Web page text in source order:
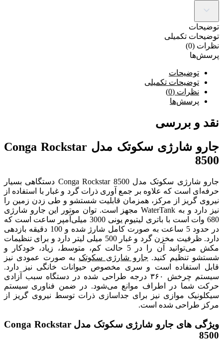
توضیحات
توضیحات تکمیلی
نظرات (0)
پرسش‌ها
توضیحات
توضیحات تکمیلی
نظرات (0)
پرسش‌ها
نقد و بررسی
جارو شارژی سکوتک مدل Conga Rockstar
8500
جارو شارژی سکوتک مدل Conga Rockstar 8500 دستگاهی بسیار
حرفه‌ای است که علاوه بر جمع آوری ذرات گرد و غبار با استفاده از
نیروی گریز از مرکز، همزمان قابلیت شستشو و طی زدن زمین را
نیز دارد و به WaterTank مجهز است. توان موتور این جارو شارژی
680 وات است با باتری لیتیوم یونی 3000 میلی‌آمپر ساعت است که
در حدود 5 ساعت به صورت کامل شارژ شده و 100 دقیقه بازدهی
دارد. ظرفیت مخزن گرد و غبار 500 میلی لیتر دارد و برای تنظیمات
مکش می‌توانید آن را در 5 حالت کم، متوسط، زیاد، خودکار و
شستشو تنظیم کنید. جارو شارژی سکوتک به صورت عمودی نیز
قابل استفاده است و سری مخصوص حیوانات خانگی نیز دارد.
سیستم چرخش ۳۶۰ درجه طراحی شده در دستگاه سبب آزادی
حرکت شما در اطراف موانع می‌شود. در ضمن فناوری سیستم
سیکلونیک موازی نیز برای جداسازی ذرات توسط نیروی گریز از
مرکز طراحی شده است.
ویژگی های جارو شارژی سکوتک مدل Conga Rockstar
8500